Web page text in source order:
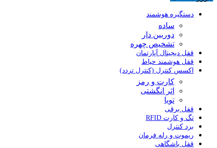
دستگیره هوشمند
ساده
دوربین دار
تشخیص چهره
قفل دیجیتال آپارتمان
قفل هوشمند حیاط
اکسس کنترل (کنترل تردد)
کارت و رمز
اثر انگشتی
تویا
قفل برقی
تگ و کارت RFID
برد کنترل
ریموت و رله فرمان
قفل باشگاهی